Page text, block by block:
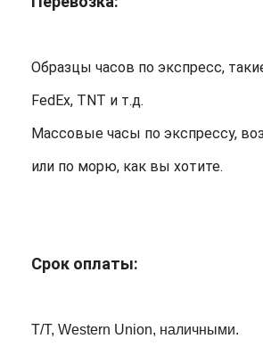
Образцы часов по экспресс,
FedEx, TNT и т.д.
Массовые часы по экспрессу,
или по морю, как вы хотите.
Срок оплаты:
T/T, Western Union, наличными.